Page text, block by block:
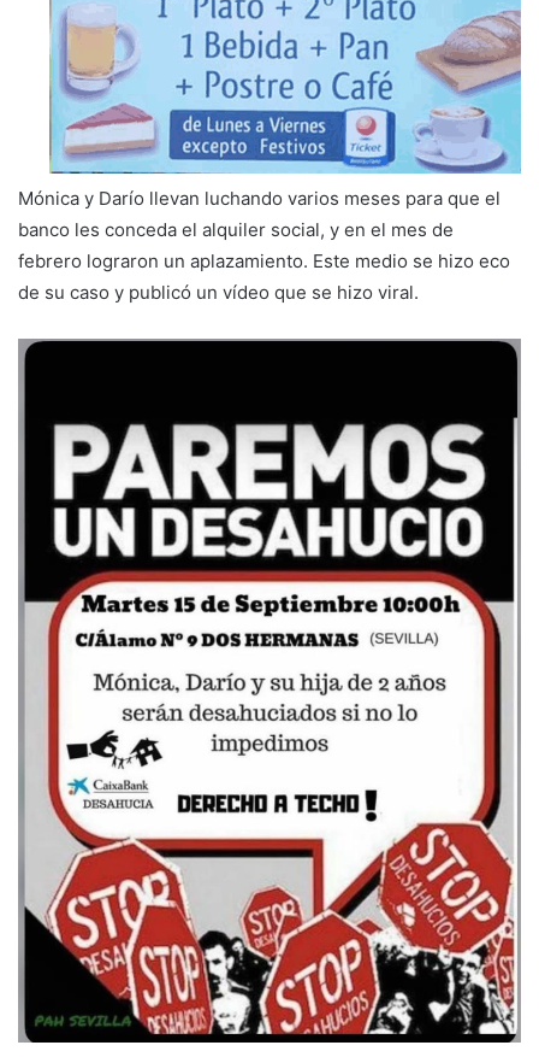
Mónica y Darío llevan luchando varios meses para que el
banco les conceda el alquiler social, y en el mes de
febrero lograron un aplazamiento. Este medio se hizo eco
de su caso y publicó un vídeo que se hizo viral.